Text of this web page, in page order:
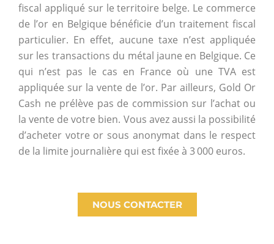
fiscal appliqué sur le territoire belge. Le commerce
de l’or en Belgique bénéficie d’un traitement fiscal
particulier. En effet, aucune taxe n’est appliquée
sur les transactions du métal jaune en Belgique. Ce
qui n’est pas le cas en France où une TVA est
appliquée sur la vente de l’or. Par ailleurs, Gold Or
Cash ne prélève pas de commission sur l’achat ou
la vente de votre bien. Vous avez aussi la possibilité
d’acheter votre or sous anonymat dans le respect
de la limite journalière qui est fixée à 3 000 euros.
NOUS CONTACTER